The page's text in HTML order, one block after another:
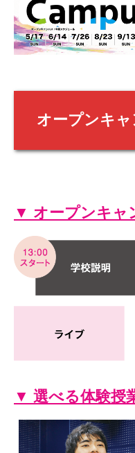
オープンキ
▼ オープンキャ
▼ 選べる体験授